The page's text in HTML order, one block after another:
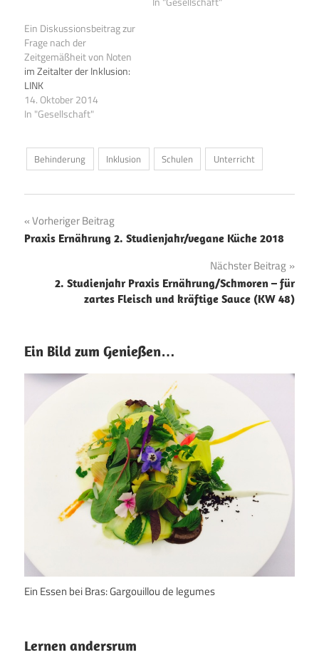
Ein Diskussionsbeitrag zur
Frage nach der
Zeitgemäßheit von Noten
im Zeitalter der Inklusion:
LINK
14. Oktober 2014
In "Gesellschaft"
Behinderung Inklusion Schulen Unterricht
Beitragsnavigation
Vorheriger Beitrag
Praxis Ernährung 2. Studienjahr/vegane Küche 2018
Nächster Beitrag
2. Studienjahr Praxis Ernährung/Schmoren – für
zartes Fleisch und kräftige Sauce (KW 48)
Ein Bild zum Genießen…
Ein Essen bei Bras: Gargouillou de legumes
Lernen andersrum